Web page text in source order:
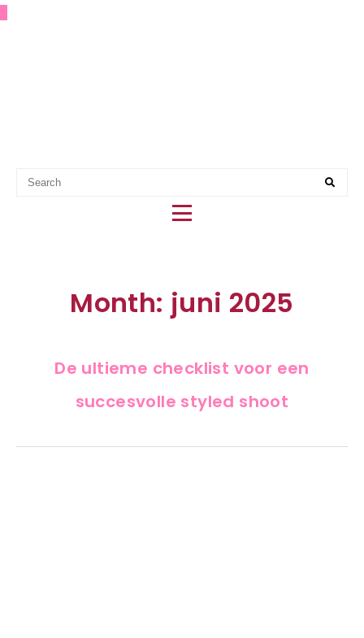
EERSTE HULP BIJ PARTY
PLANNING
Month: juni 2025
De ultieme checklist voor een
succesvolle styled shoot